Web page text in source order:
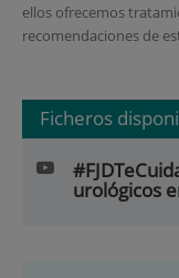
ellos ofrecemos
recomendaciones de
Ficheros
urológicos